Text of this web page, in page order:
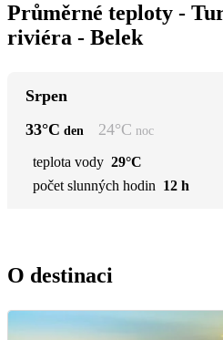
Průměrné teploty -
riviéra - Belek
Srpen
33°C den 24°C noc
teplota vody 29°C
počet slunných hodin 12 h
O destinaci